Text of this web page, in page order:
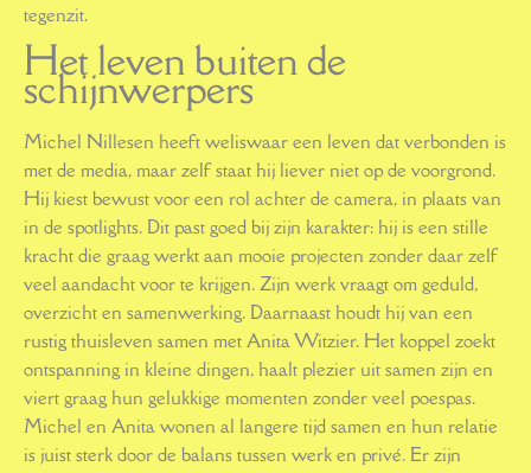
tegenzit.
Het leven buiten de
schijnwerpers
Michel Nillesen heeft weliswaar een leven dat verbonden is
met de media, maar zelf staat hij liever niet op de voorgrond.
Hij kiest bewust voor een rol achter de camera, in plaats van
in de spotlights. Dit past goed bij zijn karakter: hij is een stille
kracht die graag werkt aan mooie projecten zonder daar zelf
veel aandacht voor te krijgen. Zijn werk vraagt om geduld,
overzicht en samenwerking. Daarnaast houdt hij van een
rustig thuisleven samen met Anita Witzier. Het koppel zoekt
ontspanning in kleine dingen, haalt plezier uit samen zijn en
viert graag hun gelukkige momenten zonder veel poespas.
Michel en Anita wonen al langere tijd samen en hun relatie
is juist sterk door de balans tussen werk en privé. Er zijn